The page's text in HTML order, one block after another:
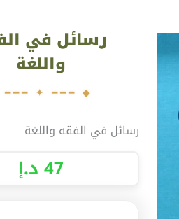
رسائل في
واللغة
رسائل في الفقه واللغة
47د.إ